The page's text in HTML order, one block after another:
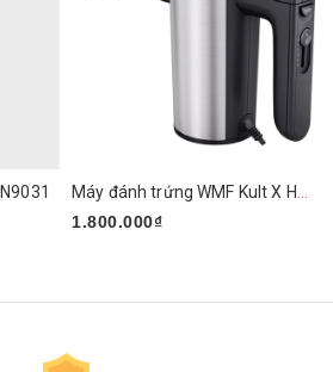
1.800.000₫